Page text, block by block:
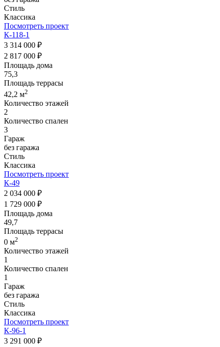
Стиль
Классика
Посмотреть проект
К-118-1
3 314 000 ₽
2 817 000 ₽
Площадь дома
75,3
Площадь террасы
42,2 м2
Количество этажей
2
Количество спален
3
Гараж
без гаража
Стиль
Классика
Посмотреть проект
К-49
2 034 000 ₽
1 729 000 ₽
Площадь дома
49,7
Площадь террасы
0 м2
Количество этажей
1
Количество спален
1
Гараж
без гаража
Стиль
Классика
Посмотреть проект
К-96-1
3 291 000 ₽